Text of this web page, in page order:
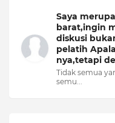
Saya
barat,ingin
diskusi
pelatih
nya,tetapi
Tidak semua
semu...